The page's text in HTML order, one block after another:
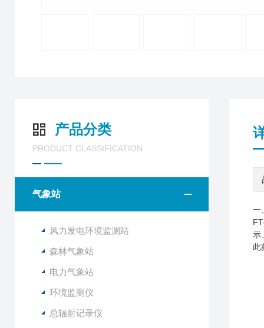
产品分类
PRODUCT CLASSIFICATION
气象站
风力发电环境监测站
森林气象站
电力气象站
环境监测仪
总辐射记录仪
一
示
此